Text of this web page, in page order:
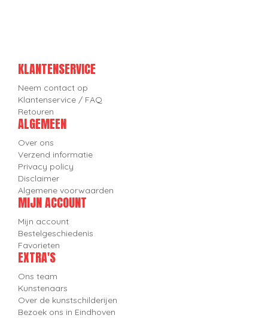
KLANTENSERVICE
Neem contact op
Klantenservice / FAQ
Retouren
ALGEMEEN
Over ons
Verzend informatie
Privacy policy
Disclaimer
Algemene voorwaarden
MIJN ACCOUNT
Mijn account
Bestelgeschiedenis
Favorieten
EXTRA'S
Ons team
Kunstenaars
Over de kunstschilderijen
Bezoek ons in Eindhoven